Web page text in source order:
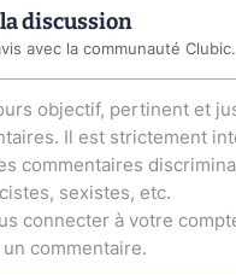
discussion
avec la communauté Clubic.